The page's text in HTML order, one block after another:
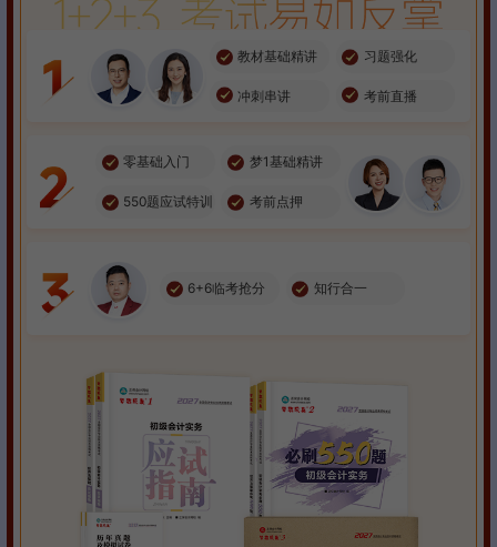
教材基础精讲 习题强化
冲刺串讲 考前直播
零基础入门 梦1基础精讲
550题应试特训 考前点押
6+6临考抢分 知行合一